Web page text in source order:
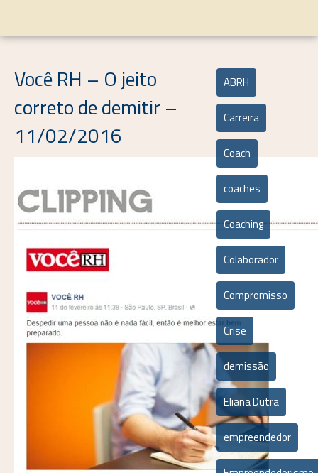
Você RH – O jeito
correto de demitir –
11/02/2016
ABRH
Carreira
Coach
coaches
Coaching
Colaborador
Compromisso
Crise
demissão
Eliana Dutra
empreendedor